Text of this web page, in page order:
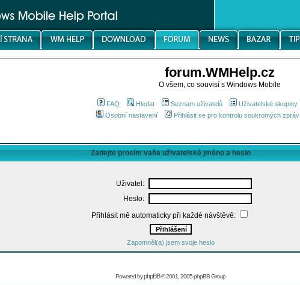
forum.WMHelp.cz
O všem, co souvisí s Windows Mobile
FAQ Hledat Seznam uživatelů Uživatelské skupiny
Osobní nastavení
Přihlásit se pro kontrolu soukromých zpráv
Zadejte prosím vaše uživatelské jméno a heslo
Uživatel:
Heslo:
Přihlásit mě automaticky při každé návštěvě:
Zapomněl(a) jsem svoje heslo
Powered byphpBB© 2001, 2005 phpBB Group